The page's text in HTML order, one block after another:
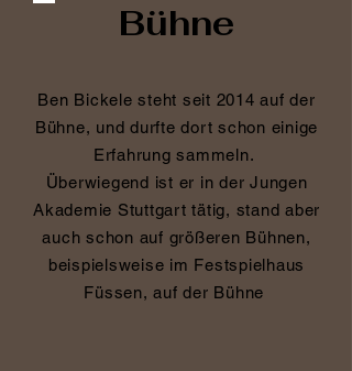
Bühne
Ben Bickele steht seit 2014 auf der
Bühne, und durfte dort schon einige
Erfahrung sammeln.
Überwiegend ist er in der Jungen
Akademie Stuttgart tätig, stand aber
auch schon auf größeren Bühnen,
beispielsweise im Festspielhaus
Füssen, auf der Bühne